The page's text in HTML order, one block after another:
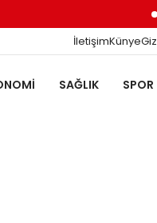
İletişimKünye
SAĞLIK SPOR